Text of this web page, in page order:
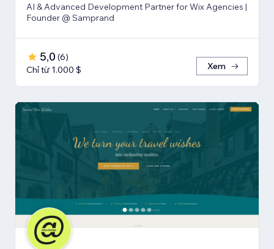
AI & Advanced Development Partner for Wix Agencies |
Founder @ Samprand
5,0 (6)
Chỉ từ 1.000 $
Xem